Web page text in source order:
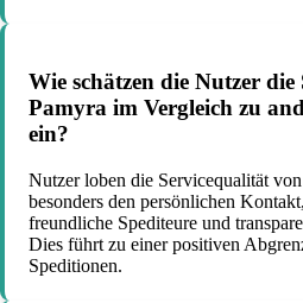
Wie schätzen die Nutzer
Pamyra im Vergleich zu
ein?
Nutzer loben die Servicequalität
besonders den persönlichen
freundliche Spediteure und
Dies führt zu einer positiven
Speditionen.